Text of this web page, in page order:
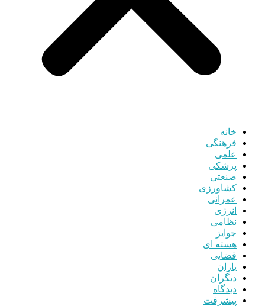
خانه
فرهنگی
علمی
پزشکی
صنعتی
کشاورزی
عمرانی
انرژی
نظامی
جوایز
هسته ای
قضایی
یاران
دیگران
دیدگاه
پیشرفت